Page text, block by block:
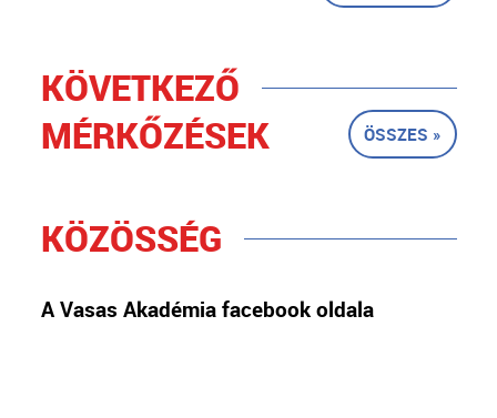
KÖVETKEZŐ
MÉRKŐZÉSEK
ÖSSZES »
KÖZÖSSÉG
A Vasas Akadémia facebook oldala